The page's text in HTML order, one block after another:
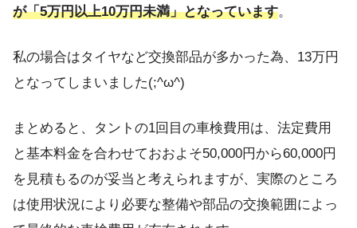
が「5万円以上10万円未満」となっています。
私の場合はタイヤなど交換部品が多かった為、13万円
となってしまいました(;^ω^)
まとめると、タントの1回目の車検費用は、法定費用
と基本料金を合わせておおよそ50,000円から60,000円
を見積もるのが妥当と考えられますが、実際のところ
は使用状況により必要な整備や部品の交換範囲によっ